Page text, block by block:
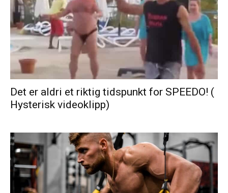
Det er aldri et riktig tidspunkt for SPEEDO! (
Hysterisk videoklipp)